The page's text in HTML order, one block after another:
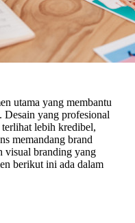
utama yang membantu
Desain yang profesional
lebih kredibel,
memandang brand
visual branding yang
berikut ini ada dalam